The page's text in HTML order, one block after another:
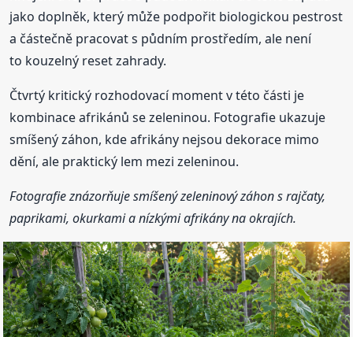
jako doplněk, který může podpořit biologickou pestrost
a částečně pracovat s půdním prostředím, ale není
to kouzelný reset zahrady.
Čtvrtý kritický rozhodovací moment v této části je
kombinace afrikánů se zeleninou. Fotografie ukazuje
smíšený záhon, kde afrikány nejsou dekorace mimo
dění, ale praktický lem mezi zeleninou.
Fotografie znázorňuje smíšený zeleninový záhon s rajčaty,
paprikami, okurkami a nízkými afrikány na okrajích.